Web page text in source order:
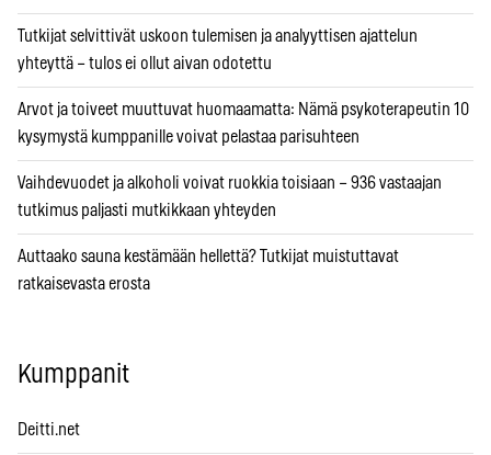
Tutkijat selvittivät uskoon tulemisen ja analyyttisen ajattelun
yhteyttä – tulos ei ollut aivan odotettu
Arvot ja toiveet muuttuvat huomaamatta: Nämä psykoterapeutin 10
kysymystä kumppanille voivat pelastaa parisuhteen
Vaihdevuodet ja alkoholi voivat ruokkia toisiaan – 936 vastaajan
tutkimus paljasti mutkikkaan yhteyden
Auttaako sauna kestämään hellettä? Tutkijat muistuttavat
ratkaisevasta erosta
Kumppanit
Deitti.net